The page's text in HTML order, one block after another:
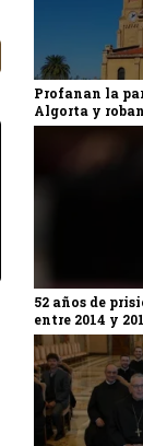
Profanan la
Algorta y
52 años de
entre 2014 y